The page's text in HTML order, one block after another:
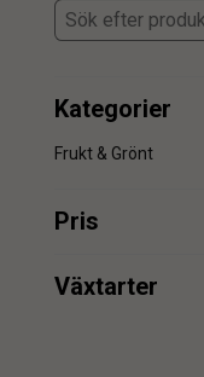
Kategorier
Frukt & Grönt
Pris
min.
Växtarter